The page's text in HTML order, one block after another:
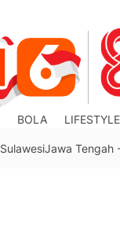
BOLA LIFESTYLE
SulawesiJawa Tengah